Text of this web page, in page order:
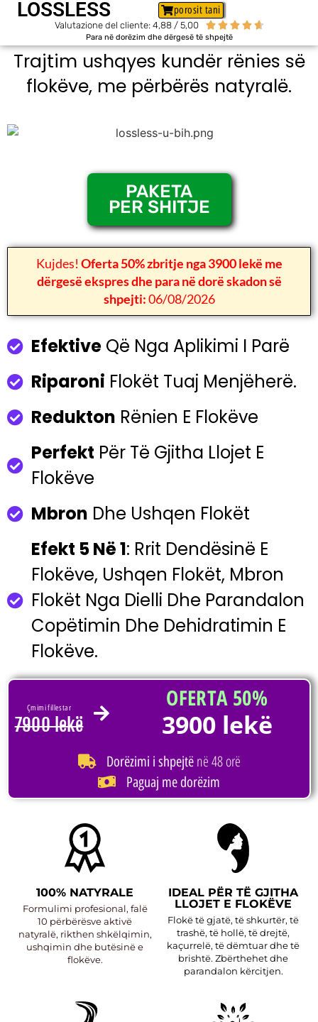
LOSSLESS porosit tani
Valutazione del cliente: 4,88 / 5,00     
Para në dorëzim dhe dërgesë të shpejtë
Trajtim ushqyes kundër rënies së
flokëve, me përbërës natyralë.
PAKETA
PER SHITJE
Kujdes! Oferta 50% zbritje nga 3900 lekë me
dërgesë ekspres dhe para në dorë skadon së
shpejti:06/08/2026
EfektiveQë Nga Aplikimi I Parë
Riparoni Flokët Tuaj Menjëherë.
Redukton Rënien E Flokëve
Perfekt Për Të Gjitha Llojet E
Flokëve
Mbron Dhe Ushqen Flokët
Efekt 5 Në 1: Rrit Dendësinë E
Flokëve, Ushqen Flokët, Mbron
Flokët Nga Dielli Dhe Parandalon
Copëtimin Dhe Dehidratimin E
Flokëve.
Çmimi fillestar
7900 lekë
OFERTA 50%
3900 lekë
Dorëzimi i shpejtënë 48 orë
Paguaj me dorëzim
100% NATYRALE
Formulimi profesional, falë
10 përbërësve aktivë
natyralë, rikthen shkëlqimin,
ushqimin dhe butësinë e
flokëve.
IDEAL PËR TË GJITHA
LLOJET E FLOKËVE
Flokë të gjatë, të shkurtër, të
trashë, të hollë, të drejtë,
kaçurrelë, të dëmtuar dhe të
brishtë. Zbërthehet dhe
parandalon kërcitjen.